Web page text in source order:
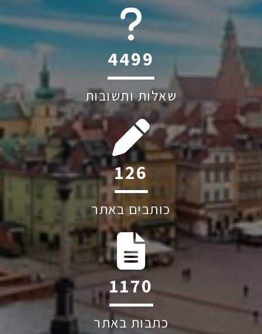
6045
שאלות ותשובות
234
כותבים באתר
2177
כתבות באתר